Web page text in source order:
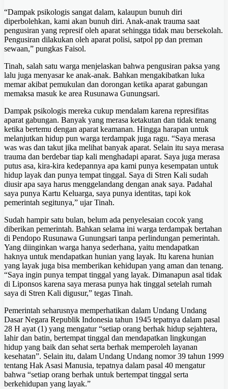
“Dampak psikologis sangat dalam, kalaupun bunuh diri
diperbolehkan, kami akan bunuh diri. Anak-anak trauma saat
pengusiran yang represif oleh aparat sehingga tidak mau bersekolah.
Pengusiran dilakukan oleh aparat polisi, satpol pp dan preman
sewaan,” pungkas Faisol.
Tinah, salah satu warga menjelaskan bahwa pengusiran paksa yang
lalu juga menyasar ke anak-anak. Bahkan mengakibatkan luka
memar akibat pemukulan dan dorongan ketika aparat gabungan
memaksa masuk ke area Rusunawa Gunungsari.
Dampak psikologis mereka cukup mendalam karena represifitas
aparat gabungan. Banyak yang merasa ketakutan dan tidak tenang
ketika bertemu dengan aparat keamanan. Hingga harapan untuk
melanjutkan hidup pun warga terdampak juga ragu. “Saya merasa
was was dan takut jika melihat banyak aparat. Selain itu saya merasa
trauma dan berdebar tiap kali menghadapi aparat. Saya juga merasa
putus asa, kira-kira kedepannya apa kami punya kesempatan untuk
hidup layak dan punya tempat tinggal. Saya di Stren Kali sudah
diusir apa saya harus menggelandang dengan anak saya. Padahal
saya punya Kartu Keluarga, saya punya identitas, tapi kok
pemerintah segitunya,” ujar Tinah.
Sudah hampir satu bulan, belum ada penyelesaian cocok yang
diberikan pemerintah. Bahkan selama ini warga terdampak bertahan
di Pendopo Rusunawa Gunungsari tanpa perlindungan pemerintah.
Yang diinginkan warga hanya sederhana, yaitu mendapatkan
haknya untuk mendapatkan hunian yang layak. Itu karena hunian
yang layak juga bisa memberikan kehidupan yang aman dan tenang.
“Saya ingin punya tempat tinggal yang layak. Dimanapun asal tidak
di Liponsos karena saya merasa punya hak tinggal setelah rumah
saya di Stren Kali digusur,” tegas Tinah.
Pemerintah seharusnya memperhatikan dalam Undang Undang
Dasar Negara Republik Indonesia tahun 1945 tepatnya dalam pasal
28 H ayat (1) yang mengatur “setiap orang berhak hidup sejahtera,
lahir dan batin, bertempat tinggal dan mendapatkan lingkungan
hidup yang baik dan sehat serta berhak memperoleh layanan
kesehatan”. Selain itu, dalam Undang Undang nomor 39 tahun 1999
tentang Hak Asasi Manusia, tepatnya dalam pasal 40 mengatur
bahwa “setiap orang berhak untuk bertempat tinggal serta
berkehidupan yang layak.”